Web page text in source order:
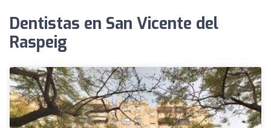
Dentistas en San Vicente del
Raspeig